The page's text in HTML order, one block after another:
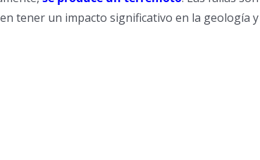
tener un impacto significativo en la geología